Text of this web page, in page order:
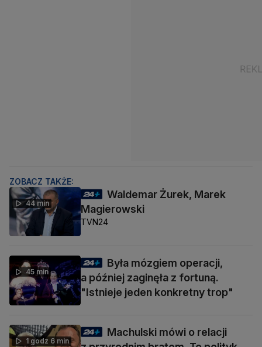
ZOBACZ TAKŻE:
44 min
Waldemar Żurek, Marek
Magierowski
TVN24
45 min
Była mózgiem operacji,
a później zaginęła z fortuną.
"Istnieje jeden konkretny trop"
1 godz 6 min
Machulski mówi o relacji